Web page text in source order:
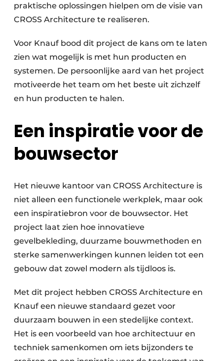
praktische oplossingen hielpen om de visie van
CROSS Architecture te realiseren.
Voor Knauf bood dit project de kans om te laten
zien wat mogelijk is met hun producten en
systemen. De persoonlijke aard van het project
motiveerde het team om het beste uit zichzelf
en hun producten te halen.
Een inspiratie voor de
bouwsector
Het nieuwe kantoor van CROSS Architecture is
niet alleen een functionele werkplek, maar ook
een inspiratiebron voor de bouwsector. Het
project laat zien hoe innovatieve
gevelbekleding, duurzame bouwmethoden en
sterke samenwerkingen kunnen leiden tot een
gebouw dat zowel modern als tijdloos is.
Met dit project hebben CROSS Architecture en
Knauf een nieuwe standaard gezet voor
duurzaam bouwen in een stedelijke context.
Het is een voorbeeld van hoe architectuur en
techniek samenkomen om iets bijzonders te